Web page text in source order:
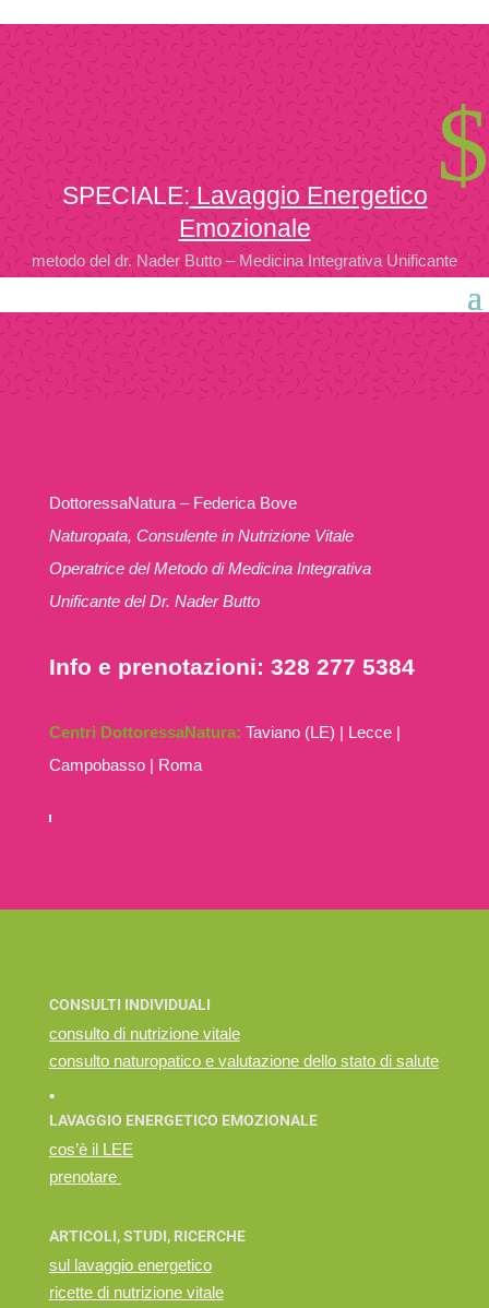
$
SPECIALE:Lavaggio Energetico
Emozionale
metodo del dr. Nader Butto – Medicina Integrativa Unificante
DottoressaNatura – Federica Bove
Naturopata, Consulente in Nutrizione Vitale
Operatrice del Metodo di Medicina Integrativa
Unificante del Dr. Nader Butto
Info e prenotazioni: 328 277 5384
Centri DottoressaNatura: Taviano (LE) | Lecce |
Campobasso | Roma
CONSULTI INDIVIDUALI
consulto di nutrizione vitale
consulto naturopatico e valutazione dello stato di salute
•
LAVAGGIO ENERGETICO EMOZIONALE
cos’è il LEE
prenotare
ARTICOLI, STUDI, RICERCHE
sul lavaggio energetico
ricette di nutrizione vitale